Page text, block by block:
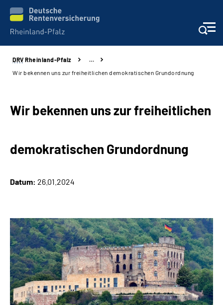
Unsere Leistungen
Karriere
Inhalte in Gebärdensprache (DGS)
Leichte Sprache
Suche
DRV Rheinland-Pfalz
…
Wir bekennen uns zur freiheitlichen demokratischen Grundordnung
Wir bekennen uns zur freiheitlichen
demokratischen Grundordnung
Datum: 26.01.2024